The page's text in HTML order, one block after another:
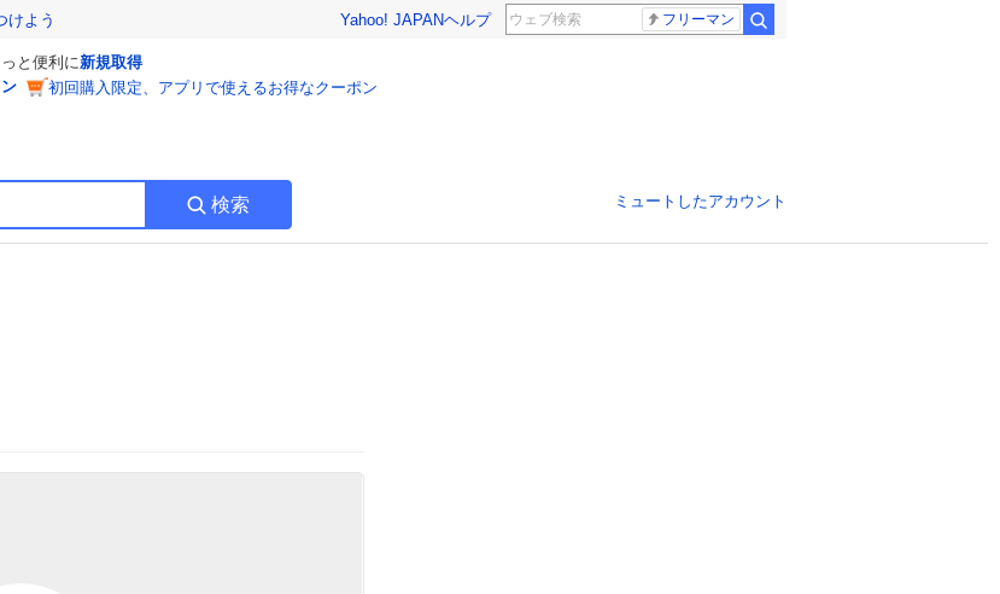
けよう Yahoo! JAPANヘルプ フリーマン
っと便利に新規取得
初回購入限定、アプリで使えるお得なクーポン
検索 ミュートしたアカウント